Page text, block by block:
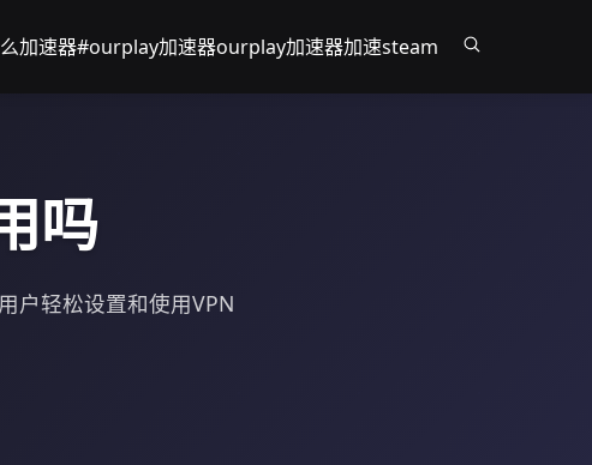
加速器#ourplay加速器ourplay加速器加速steam
吗
户轻松设置和使用VPN